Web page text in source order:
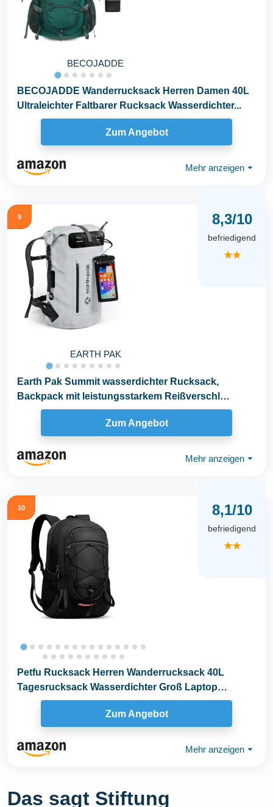
BECOJADDE
BECOJADDE Wanderrucksack Herren Damen 40L
Ultraleichter Faltbarer Rucksack Wasserdichter...
Zum Angebot
Mehr anzeigen ⏷
9
EARTH PAK
8,3/10
befriedigend
★★
Earth Pak Summit wasserdichter Rucksack,
Backpack mit leistungsstarkem Reißverschl
35Luss und...
Zum Angebot
Mehr anzeigen ⏷
10 8,1/10
befriedigend
★★
Petfu Rucksack Herren Wanderrucksack 40L
Tagesrucksack Wasserdichter Groß Laptop
Rucksack...
Zum Angebot
Mehr anzeigen ⏷
Das sagt Stiftung